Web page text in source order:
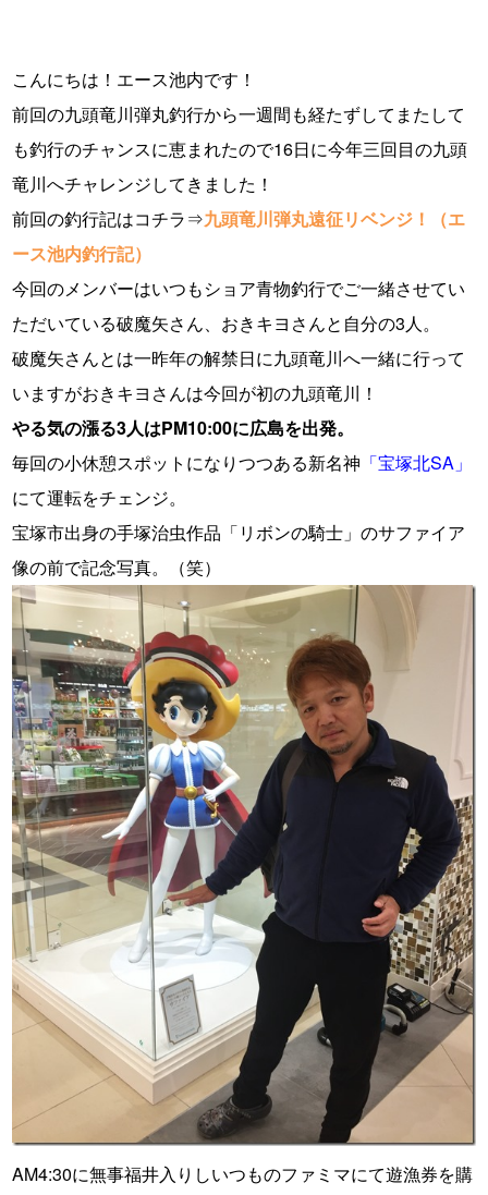
こんにちは！エース池内です！
前回の九頭竜川弾丸釣行から一週間も経たずしてまたして
も釣行のチャンスに恵まれたので16日に今年三回目の九頭
竜川へチャレンジしてきました！
前回の釣行記はコチラ⇒九頭竜川弾丸遠征リベンジ！（エ
ース池内釣行記）
今回のメンバーはいつもショア青物釣行でご一緒させてい
ただいている破魔矢さん、おきキヨさんと自分の3人。
破魔矢さんとは一昨年の解禁日に九頭竜川へ一緒に行って
いますがおきキヨさんは今回が初の九頭竜川！
やる気の漲る3人はPM10:00に広島を出発。
毎回の小休憩スポットになりつつある新名神 「宝塚北SA」
にて運転をチェンジ。
宝塚市出身の手塚治虫作品「リボンの騎士」のサファイア
像の前で記念写真。（笑）
AM4:30に無事福井入りしいつものファミマにて遊漁券を購